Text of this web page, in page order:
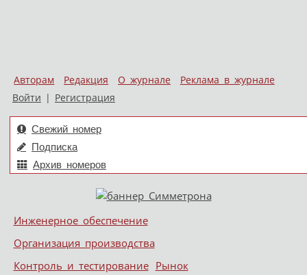
Авторам Редакция О журнале
Реклама в журнале
Войти | Регистрация
Свежий номер
Подписка
Архив номеров
Меню
Skip to content
Инженерное обеспечение
Организация производства
Контроль и тестирование Рынок